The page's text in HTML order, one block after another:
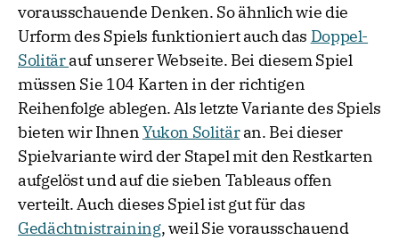
vorausschauende Denken. So ähnlich wie die
Urform des Spiels funktioniert auch das Doppel-
Solitärauf unserer Webseite. Bei diesem Spiel
müssen Sie 104 Karten in der richtigen
Reihenfolge ablegen. Als letzte Variante des Spiels
bieten wir IhnenYukon Solitäran. Bei dieser
Spielvariante wird der Stapel mit den Restkarten
aufgelöst und auf die sieben Tableaus offen
verteilt. Auch dieses Spiel ist gut für das
Gedächtnistraining, weil Sie vorausschauend